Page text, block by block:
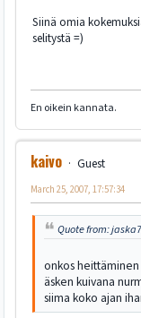
Siinä omia
selitystä =)
En oikein kannata.
kaivo
Guest
March 25, 2007, 17:57:34
Quote from:
onkos
äsken kuivana
siima koko ajan